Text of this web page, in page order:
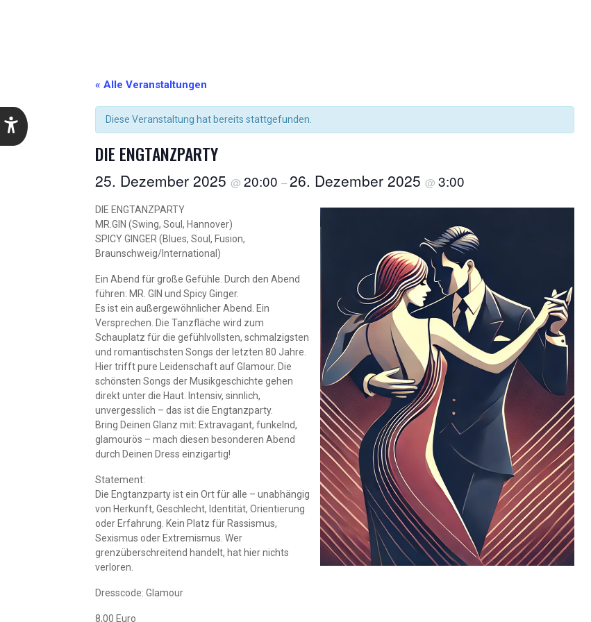
« Alle Veranstaltungen
Diese Veranstaltung hat bereits stattgefunden.
DIE ENGTANZPARTY
25. Dezember 2025 @ 20:00 –26. Dezember 2025 @ 3:00
DIE ENGTANZPARTY
MR.GIN (Swing, Soul, Hannover)
SPICY GINGER (Blues, Soul, Fusion,
Braunschweig/International)
Ein Abend für große Gefühle. Durch den Abend
führen: MR. GIN und Spicy Ginger.
Es ist ein außergewöhnlicher Abend. Ein
Versprechen. Die Tanzfläche wird zum
Schauplatz für die gefühlvollsten, schmalzigsten
und romantischsten Songs der letzten 80 Jahre.
Hier trifft pure Leidenschaft auf Glamour. Die
schönsten Songs der Musikgeschichte gehen
direkt unter die Haut. Intensiv, sinnlich,
unvergesslich – das ist die Engtanzparty.
Bring Deinen Glanz mit: Extravagant, funkelnd,
glamourös – mach diesen besonderen Abend
durch Deinen Dress einzigartig!
Statement:
Die Engtanzparty ist ein Ort für alle – unabhängig
von Herkunft, Geschlecht, Identität, Orientierung
oder Erfahrung. Kein Platz für Rassismus,
Sexismus oder Extremismus. Wer
grenzüberschreitend handelt, hat hier nichts
verloren.
Dresscode: Glamour
8,00 Euro